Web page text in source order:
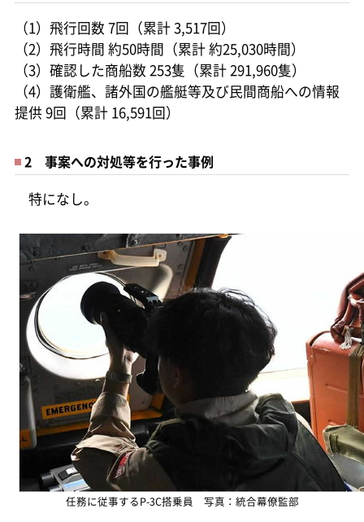
（1）飛行回数 7回（累計 3,517回）
（2）飛行時間 約50時間（累計 約25,030時間）
（3）確認した商船数 253隻（累計 291,960隻）
（4）護衛艦、諸外国の艦艇等及び民間商船への情報
提供 9回（累計 16,591回）
2 事案への対処等を行った事例
特になし。
任務に従事するP-3C搭乗員 写真：統合幕僚監部